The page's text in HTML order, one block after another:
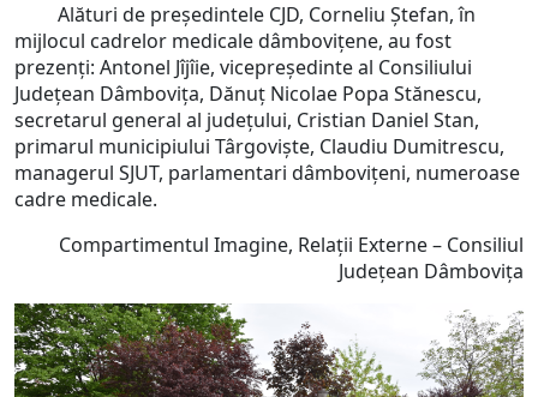
Alături de președintele CJD, Corneliu Ștefan, în
mijlocul cadrelor medicale dâmbovițene, au fost
prezenți: Antonel Jîjîie, vicepreședinte al Consiliului
Județean Dâmbovița, Dănuț Nicolae Popa Stănescu,
secretarul general al județului, Cristian Daniel Stan,
primarul municipiului Târgoviște, Claudiu Dumitrescu,
managerul SJUT, parlamentari dâmbovițeni, numeroase
cadre medicale.
Compartimentul Imagine, Relații Externe – Consiliul
Județean Dâmbovița